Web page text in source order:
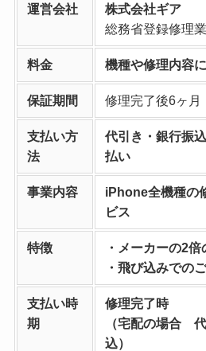
運営会社
株式会社ギア
総務省登録修理
料金 機種や修理内容
保証期間 修理完了後6ヶ月
支払い方
法
代引き・銀行振
払い
事業内容
iPhone全機種の
ビス
特徴
・メーカーの2倍
・飛び込みでの
支払い時
期
修理完了時
（宅配の場合
込）